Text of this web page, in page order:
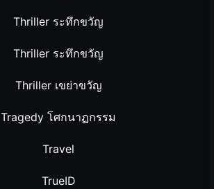
Thriller ระทึกขวัญ
Thriller ระทึกขวัญ
Thriller เขย่าขวัญ
Tragedy โศกนาฏกรรม
Travel
TrueID